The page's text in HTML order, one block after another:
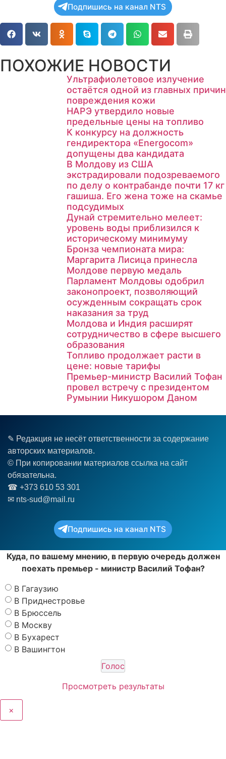
Подпишись на канал NTS
ПОХОЖИЕ НОВОСТИ
Ультрафиолетовое излучение
остаётся одной из главных причин
повреждения кожи
НАРЭ утвердило новые
предельные цены на топливо
К конкурсу на должность
гендиректора «Energocom»
допущены два кандидата
В Молдову из США
экстрадировали подозреваемого
по делу о контрабанде почти 17 кг
гашиша. Его жена тоже на скамье
подсудимых
Дунай стремительно мелеет:
уровень воды приблизился к
историческому минимуму
Бронза чемпионата мира:
Маргарита Лисица принесла
Молдове первую медаль
Парламент Молдовы одобрил
законопроект, позволяющий
осужденным сокращать срок
наказания за труд
Молдова и Индия расширят
сотрудничество в сфере высшего
образования
Топливо продолжает расти в
цене: новые тарифы
Премьер-министр Василий Тофан
провел встречу с президентом
Румынии Никушором Даном
✎ Редакция не несёт ответственности за содержание
авторских материалов.
© При копировании материалов ссылка на сайт
обязательна.
☎︎ +373 610 53 301
✉ nts-sud@mail.ru
Подпишись на канал NTS
Куда, по вашему мнению, в первую очередь должен
поехать премьер - министр Василий Тофан?
В Гагаузию
В Приднестровье
В Брюссель
В Москву
В Бухарест
В Вашингтон
Просмотреть результаты
×